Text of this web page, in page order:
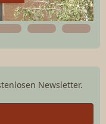
Newsletter.